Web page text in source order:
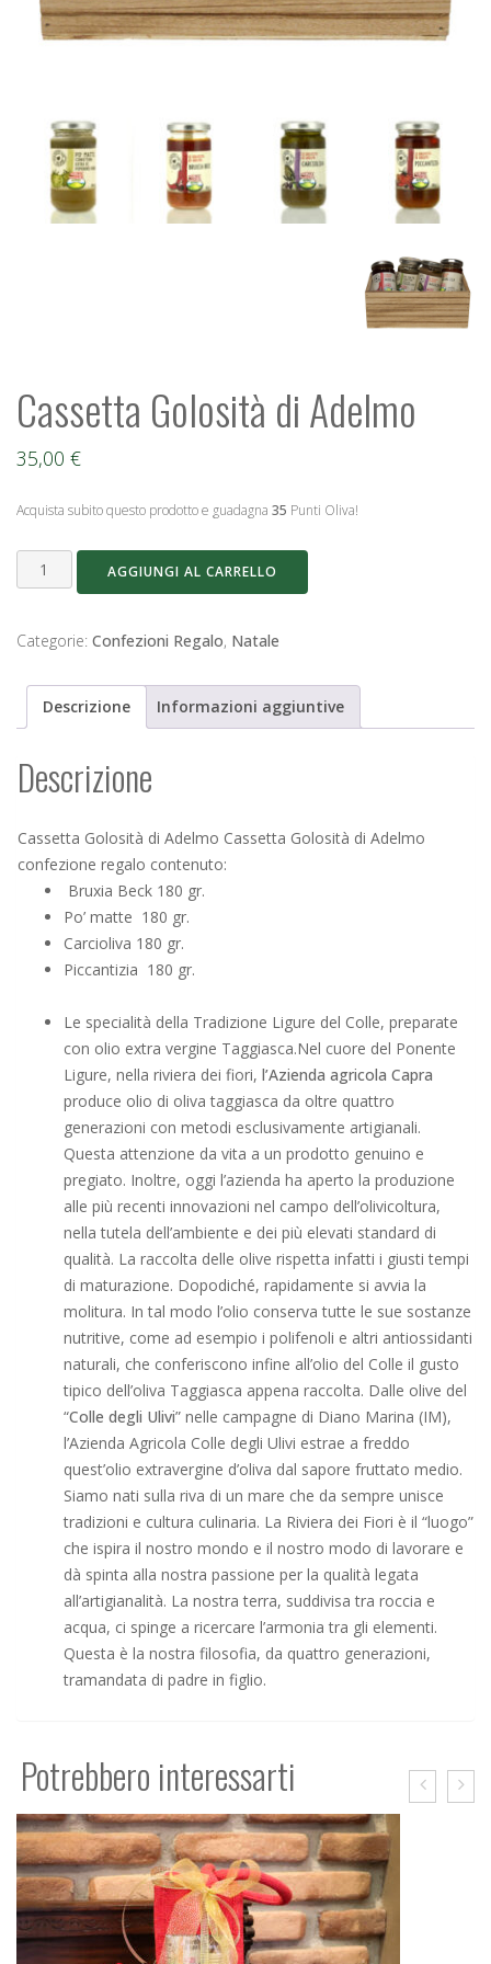
Cassetta Golosità di Adelmo
35,00 €
Acquista subito questo prodotto e guadagna 35 Punti Oliva!
Cassetta
Golosità
Adelmo
AGGIUNGI AL CARRELLO
Categorie: Confezioni Regalo, Natale
Descrizione Informazioni aggiuntive
Descrizione
Cassetta Golosità di Adelmo Cassetta Golosità di Adelmo
confezione regalo contenuto:
Bruxia Beck 180 gr.
Po’ matte 180 gr.
Carcioliva 180 gr.
Piccantizia 180 gr.
Le specialità della Tradizione Ligure del Colle, preparate
con olio extra vergine Taggiasca.Nel cuore del Ponente
Ligure, nella riviera dei fiori, l’Azienda agricola Capra
produce olio di oliva taggiasca da oltre quattro
generazioni con metodi esclusivamente artigianali.
Questa attenzione da vita a un prodotto genuino e
pregiato. Inoltre, oggi l’azienda ha aperto la produzione
alle più recenti innovazioni nel campo dell’olivicoltura,
nella tutela dell’ambiente e dei più elevati standard di
qualità. La raccolta delle olive rispetta infatti i giusti tempi
di maturazione. Dopodiché, rapidamente si avvia la
molitura. In tal modo l’olio conserva tutte le sue sostanze
nutritive, come ad esempio i polifenoli e altri antiossidanti
naturali, che conferiscono infine all’olio del Colle il gusto
tipico dell’oliva Taggiasca appena raccolta. Dalle olive del
“Colle degli Ulivi” nelle campagne di Diano Marina (IM),
l’Azienda Agricola Colle degli Ulivi estrae a freddo
quest’olio extravergine d’oliva dal sapore fruttato medio.
Siamo nati sulla riva di un mare che da sempre unisce
tradizioni e cultura culinaria. La Riviera dei Fiori è il “luogo”
che ispira il nostro mondo e il nostro modo di lavorare e
dà spinta alla nostra passione per la qualità legata
all’artigianalità. La nostra terra, suddivisa tra roccia e
acqua, ci spinge a ricercare l’armonia tra gli elementi.
Questa è la nostra filosofia, da quattro generazioni,
tramandata di padre in figlio.
Potrebbero interessarti